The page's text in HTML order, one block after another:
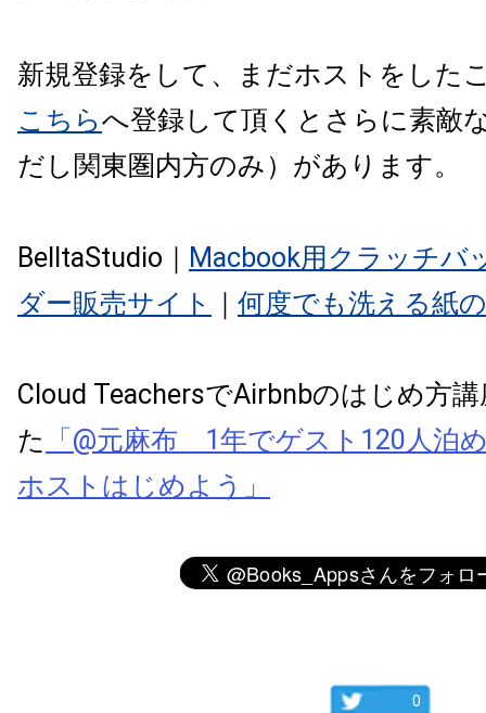
新規登録をして、まだホストをした
こちらへ登録して頂くとさらに素敵
だし関東圏内方のみ）があります。
BelltaStudio｜ Macbook用クラッチ
ダー販売サイト
｜ 何度でも洗える紙
Cloud TeachersでAirbnbのはじめ方
た
「@元麻布 1年でゲスト120人泊
ホストはじめよう」
0